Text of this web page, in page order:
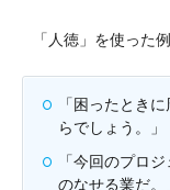
「人徳」を使った
「困ったとき
らでしょう。」
「今回のプロ
のなせる業だ。